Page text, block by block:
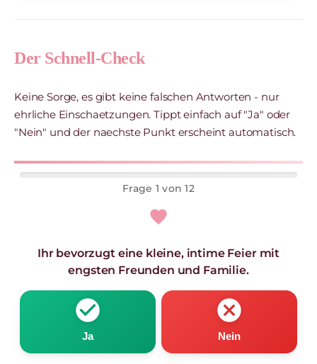
Der Schnell-Check
Keine Sorge, es gibt keine falschen Antworten - nur
ehrliche Einschaetzungen. Tippt einfach auf "Ja" oder
"Nein" und der naechste Punkt erscheint automatisch.
Frage 1 von 12
favorite
Ihr bevorzugt eine kleine, intime Feier mit
engsten Freunden und Familie.
check_circle
Ja
cancel
Nein